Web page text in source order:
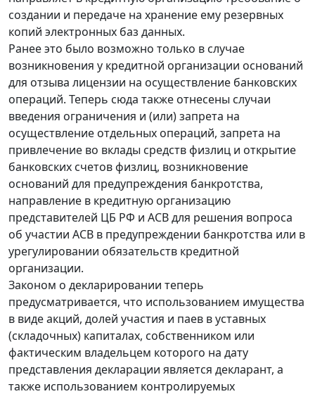
создании и передаче на хранение ему резервных
копий электронных баз данных.
Ранее это было возможно только в случае
возникновения у кредитной организации оснований
для отзыва лицензии на осуществление банковских
операций. Теперь сюда также отнесены случаи
введения ограничения и (или) запрета на
осуществление отдельных операций, запрета на
привлечение во вклады средств физлиц и открытие
банковских счетов физлиц, возникновение
оснований для предупреждения банкротства,
направление в кредитную организацию
представителей ЦБ РФ и АСВ для решения вопроса
об участии АСВ в предупреждении банкротства или в
урегулировании обязательств кредитной
организации.
Законом о декларировании теперь
предусматривается, что использованием имущества
в виде акций, долей участия и паев в уставных
(складочных) капиталах, собственником или
фактическим владельцем которого на дату
представления декларации является декларант, а
также использованием контролируемых